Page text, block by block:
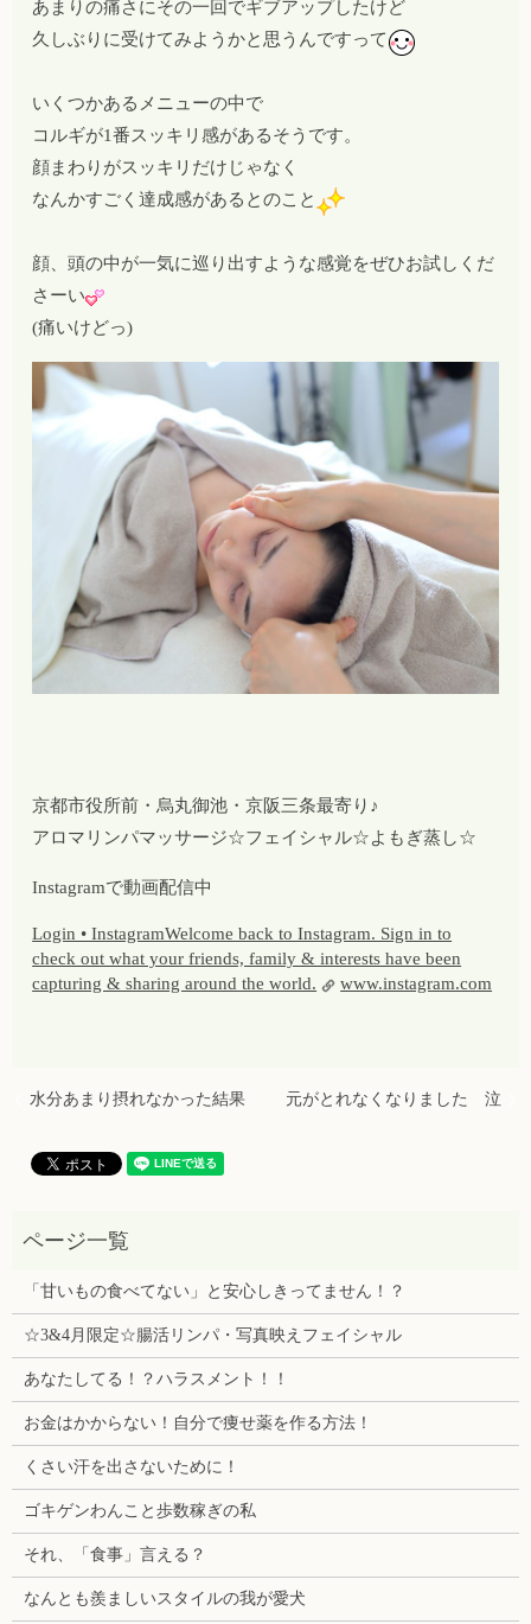
あまりの痛さにその一回でギブアップしたけど
久しぶりに受けてみようかと思うんですって
いくつかあるメニューの中で
コルギが1番スッキリ感があるそうです。
顔まわりがスッキリだけじゃなく
なんかすごく達成感があるとのこと
顔、頭の中が一気に巡り出すような感覚をぜひお試しくだ
さーい
(痛いけどっ)
京都市役所前・烏丸御池・京阪三条最寄り♪
アロマリンパマッサージ☆フェイシャル☆よもぎ蒸し☆
Instagramで動画配信中
Login • InstagramWelcome back to Instagram. Sign in to
check out what your friends, family & interests have been
capturing & sharing around the world.
www.instagram.com
水分あまり摂れなかった結果 元がとれなくなりました 泣
「甘いもの食べてない」と安心しきってません！？
☆3&4月限定☆腸活リンパ・写真映えフェイシャル
あなたしてる！？ハラスメント！！
お金はかからない！自分で痩せ薬を作る方法！
くさい汗を出さないために！
ゴキゲンわんこと歩数稼ぎの私
それ、「食事」言える？
なんとも羨ましいスタイルの我が愛犬